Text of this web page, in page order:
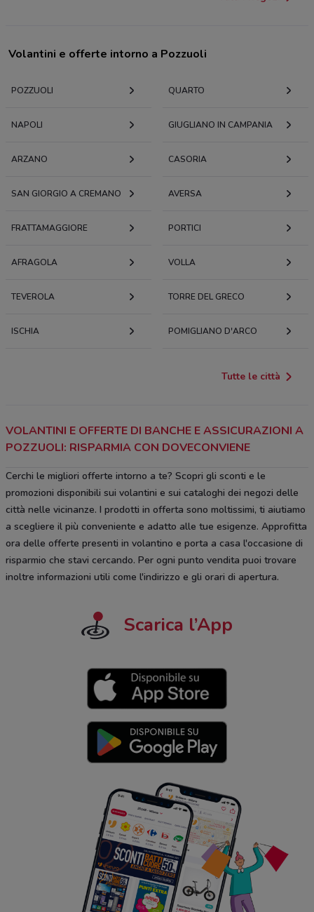
Volantini e offerte intorno a Pozzuoli
POZZUOLI QUARTO
NAPOLI GIUGLIANO IN CAMPANIA
ARZANO CASORIA
SAN GIORGIO A CREMANO AVERSA
FRATTAMAGGIORE PORTICI
AFRAGOLA VOLLA
TEVEROLA TORRE DEL GRECO
ISCHIA POMIGLIANO D'ARCO
Tutte le città
VOLANTINI E OFFERTE DI BANCHE E ASSICURAZIONI A
POZZUOLI: RISPARMIA CON DOVECONVIENE
Cerchi le migliori offerte intorno a te? Scopri gli sconti e le
promozioni disponibili sui volantini e sui cataloghi dei negozi delle
città nelle vicinanze. I prodotti in offerta sono moltissimi, ti aiutiamo
a scegliere il più conveniente e adatto alle tue esigenze. Approfitta
ora delle offerte presenti in volantino e porta a casa l'occasione di
risparmio che stavi cercando. Per ogni punto vendita puoi trovare
inoltre informazioni utili come l'indirizzo e gli orari di apertura.
Scarica l’App